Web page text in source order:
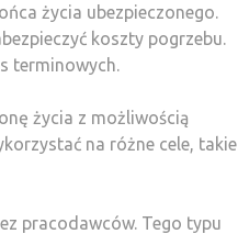
życia ubezpieczonego.
koszty pogrzebu.
terminowych.
życia z możliwością
na różne cele, takie
pracodawców. Tego typu